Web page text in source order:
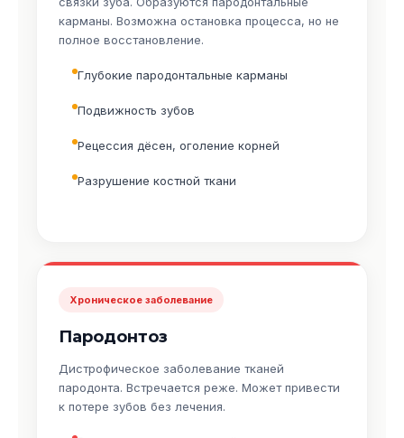
карманы. Возможна остановка процесса, но не
полное восстановление.
Глубокие пародонтальные карманы
Подвижность зубов
Рецессия дёсен, оголение корней
Разрушение костной ткани
Хроническое заболевание
Пародонтоз
Дистрофическое заболевание тканей
пародонта. Встречается реже. Может привести
к потере зубов без лечения.